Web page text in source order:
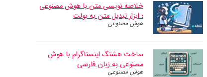
خلاصه نویسی متن با هوش مصنوعی
؛ ابزار تبدیل متن به بولت
هوش مصنوعی
ساخت هشتگ اینستاگرام با هوش
مصنوعی به زبان فارسی
هوش مصنوعی